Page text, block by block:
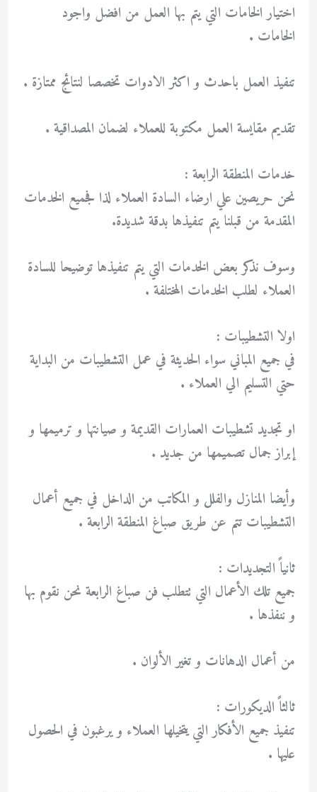
اختيار الخامات التي يتم بها العمل من افضل واجود
الخامات .
تنفيذ العمل باحدث و اكثر الادوات تخصصا لنتائج ممتازة .
تقديم مقايسة العمل مكتوبة للعملاء لضمان المصداقية .
خدمات المنطقة الرابعة :
نحن حريصين علي ارضاء السادة العملاء لذا فجميع الخدمات
المقدمة من قبلنا يتم تنفيذها بدقة شديدة.
وسوف نذكر بعض الخدمات التي يتم تنفيذها توضيحا للسادة
العملاء لطلب الخدمات المختلفة .
اولا التشطيبات :
في جميع المباني سواء الحديثة في عمل التشطيبات من البداية
حتي التسليم الي العملاء .
او تجديد تشطيبات العمارات القديمة و صيانتها و ترميمها و
إبراز جمال تصميمها من جديد .
وأيضا المنازل والفلل و المكاتب من الداخل في جميع أعمال
التشطيبات تتم عن طريق صباغ المنطقة الرابعة .
ثانياً التجديدات :
جميع تلك الأعمال التي تتطلب فن صباغ الرابعة نحن نقوم بها
و ننفذها .
من أعمال الدهانات و تغير الألوان .
ثالثاً الديكورات :
تنفيذ جميع الأفكار التي يتخيلها العملاء و يرغبون في الحصول
عليها .